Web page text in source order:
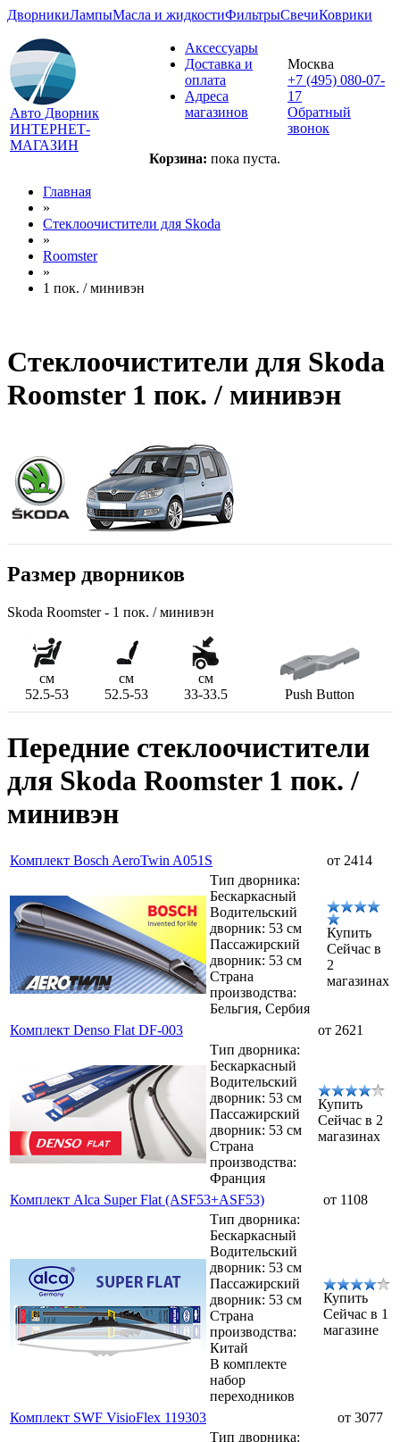
ДворникиЛампыМасла и жидкостиФильтрыСвечиКоврики
Авто Дворник
ИНТЕРНЕТ-
МАГАЗИН
Аксессуары
Доставка и
оплата
Адреса
магазинов
Корзина: пока пуста.
Москва
+7 (495) 080-07-
17
Обратный
звонок
Главная
»
Стеклоочистители для Skoda
»
Roomster
»
1 пок. / минивэн
Стеклоочистители для Skoda
Roomster 1 пок. / минивэн
Размер дворников
Skoda Roomster - 1 пок. / минивэн
см см
см
52.5-53
52.5-53 33-33.5 Push Button
Передние стеклоочистители
для Skoda Roomster 1 пок. /
минивэн
Комплект Bosch AeroTwin A051S
от 2414
Тип дворника:
Бескаркасный
Водительский
дворник: 53 см
Пассажирский
дворник: 53 см
Страна
производства:
Бельгия, Сербия
Купить
Сейчас в
2
магазинах
Комплект Denso Flat DF-003
от 2621
Тип дворника:
Бескаркасный
Водительский
дворник: 53 см
Пассажирский
дворник: 53 см
Страна
производства:
Франция
Купить
Сейчас в 2
магазинах
Комплект Alca Super Flat (ASF53+ASF53)
от 1108
Тип дворника:
Бескаркасный
Водительский
дворник: 53 см
Пассажирский
дворник: 53 см
Страна
производства:
Китай
В комплекте
набор
переходников
Купить
Сейчас в 1
магазине
Комплект SWF VisioFlex 119303
от 3077
Тип дворника: